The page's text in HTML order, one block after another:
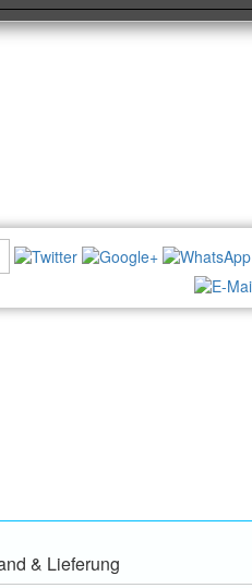
& Lieferung